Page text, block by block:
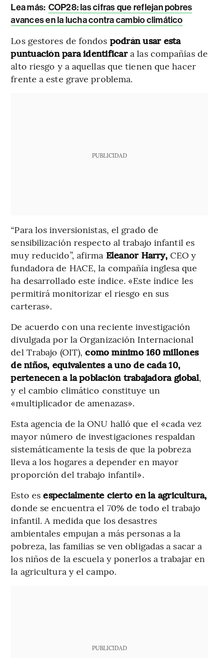
Lea más: COP28: las cifras que reflejan pobres
avances en la lucha contra cambio climático
Los gestores de fondos podrán usar esta
puntuación para identificara las compañías de
alto riesgo y a aquellas que tienen que hacer
frente a este grave problema.
PUBLICIDAD
“Para los inversionistas, el grado de
sensibilización respecto al trabajo infantil es
muy reducido”, afirma Eleanor Harry,CEO y
fundadora de HACE, la compañía inglesa que
ha desarrollado este índice. «Este índice les
permitirá monitorizar el riesgo en sus
carteras».
De acuerdo con una reciente investigación
divulgada por la Organización Internacional
del Trabajo (OIT),como mínimo 160 millones
de niños, equivalentes a uno de cada 10,
pertenecen a la población trabajadora global,
y el cambio climático constituye un
«multiplicador de amenazas».
Esta agencia de la ONU halló que el «cada vez
mayor número de investigaciones respaldan
sistemáticamente la tesis de que la pobreza
lleva a los hogares a depender en mayor
proporción del trabajo infantil».
Esto es especialmente cierto en la agricultura,
donde se encuentra el 70% de todo el trabajo
infantil. A medida que los desastres
ambientales empujan a más personas a la
pobreza, las familias se ven obligadas a sacar a
los niños de la escuela y ponerlos a trabajar en
la agricultura y el campo.
PUBLICIDAD